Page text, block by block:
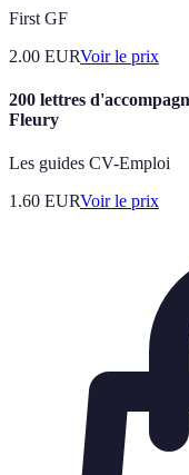
First GF
2.00 EURVoir le prix
200 lettres
Fleury
Les guides CV-Emploi
1.60 EURVoir le prix